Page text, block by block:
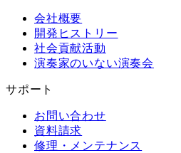
会社概要
開発ヒストリー
社会貢献活動
演奏家のいない演奏会
サポート
お問い合わせ
資料請求
修理・メンテナンス